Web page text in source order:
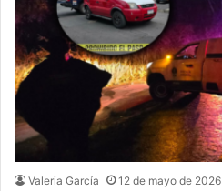
Valeria García 12 de mayo de 2026